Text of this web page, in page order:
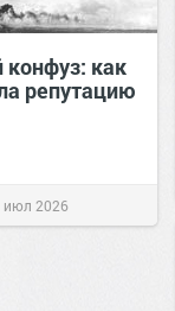
как
репутацию
июл 2026